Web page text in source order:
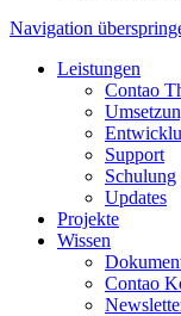
Navigation
Leistungen
Contao
Support
Schulung
Updates
Projekte
Wissen
Contao